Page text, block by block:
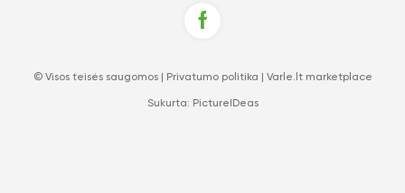
© Visos teisės saugomos | Privatumo politika Varle.lt marketplace
Sukurta: PictureIDeas